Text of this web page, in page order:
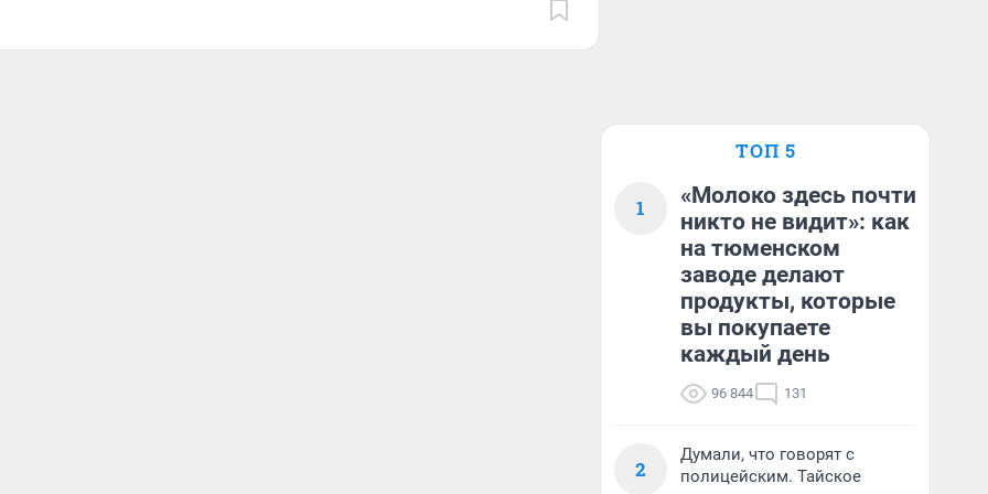
ТОП 5
1
«Молоко здесь почти
никто не видит»: как
на тюменском
заводе делают
продукты, которые
вы покупаете
каждый день
96 844 131
2
Думали, что говорят с
полицейским. Тайское